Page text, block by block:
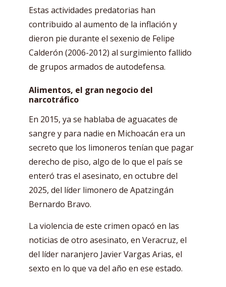
Estas actividades predatorias han
contribuido al aumento de la inflación y
dieron pie durante el sexenio de Felipe
Calderón (2006-2012) al surgimiento fallido
de grupos armados de autodefensa.
Alimentos, el gran negocio del
narcotráfico
En 2015, ya se hablaba de aguacates de
sangre y para nadie en Michoacán era un
secreto que los limoneros tenían que pagar
derecho de piso, algo de lo que el país se
enteró tras el asesinato, en octubre del
2025, del líder limonero de Apatzingán
Bernardo Bravo.
La violencia de este crimen opacó en las
noticias de otro asesinato, en Veracruz, el
del líder naranjero Javier Vargas Arias, el
sexto en lo que va del año en ese estado.